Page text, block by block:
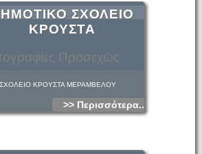
Προσεχώς
ΣΧΟΛΕΙΟ
ΚΡΟΥΣΤΑ
ΚΡΟΥΣΤΑ ΜΕΡΑΜΒΕΛΟΥ
>> Περισσότερα...